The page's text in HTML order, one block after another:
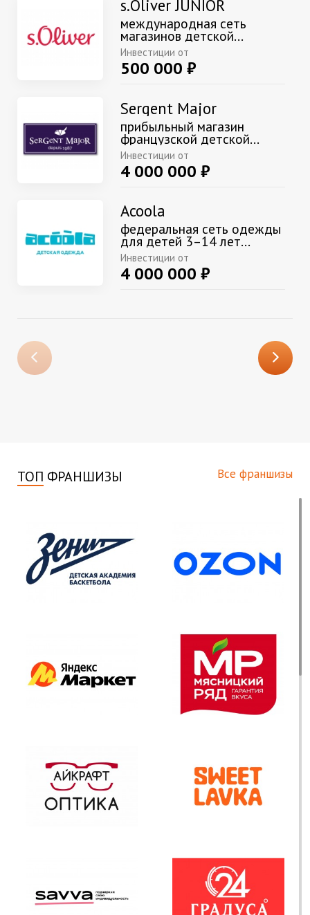
s.Oliver JUNIOR
международная сеть
магазинов детской...
Инвестиции от
500 000 ₽
Sergent Major
прибыльный магазин
французской детской...
Инвестиции от
4 000 000 ₽
Acoola
федеральная сеть одежды
для детей 3–14 лет...
Инвестиции от
4 000 000 ₽
ТОП ФРАНШИЗЫ Все франшизы